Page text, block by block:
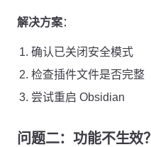
解决方案：
确认已关闭安全模式
检查插件文件是否完整
尝试重启 Obsidian
问题二：功能不生效？